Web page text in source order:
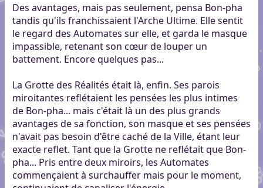
Des avantages, mais pas seulement, pensa Bon-pha
tandis qu'ils franchissaient l'Arche Ultime. Elle sentit
le regard des Automates sur elle, et garda le masque
impassible, retenant son cœur de louper un
battement. Encore quelques pas...
La Grotte des Réalités était là, enfin. Ses parois
miroitantes reflétaient les pensées les plus intimes
de Bon-pha... mais c'était là un des plus grands
avantages de sa fonction, son masque et ses pensées
n'avait pas besoin d'être caché de la Ville, étant leur
exacte reflet. Tant que la Grotte ne reflétait que Bon-
pha... Pris entre deux miroirs, les Automates
commençaient à surchauffer mais pour le moment,